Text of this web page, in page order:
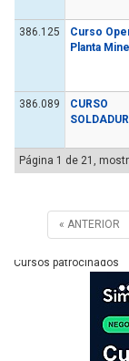
386.125
Curso
Planta
386.089
CURSO
Página 1 de 21,
« ANTERIOR
Cursos patrocinados